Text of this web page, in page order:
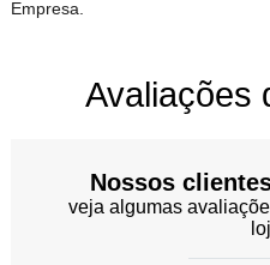
Empresa.
Avaliações
Nossos
veja algumas